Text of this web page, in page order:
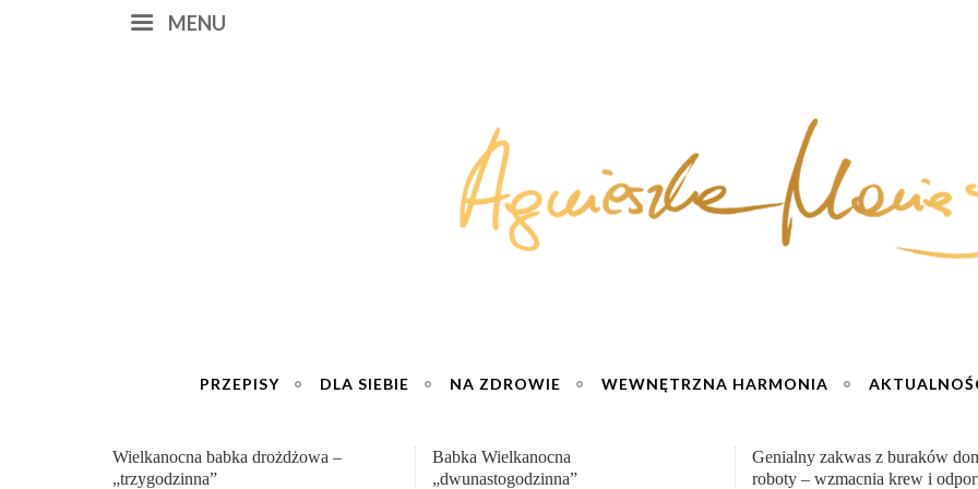
MENU
PRZEPISY DLA SIEBIE NA ZDROWIE WEWNĘTRZNA HARMONIA
Babka Wielkanocna
„dwunastogodzinna”
Genialny zakwas z buraków domowej
roboty – wzmacnia krew i odporność
„Przemiana” Podróż do siły i